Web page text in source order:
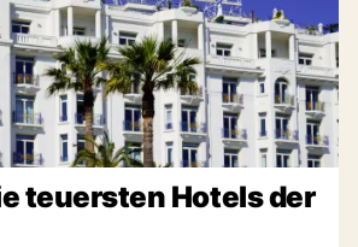
teuersten Hotels der